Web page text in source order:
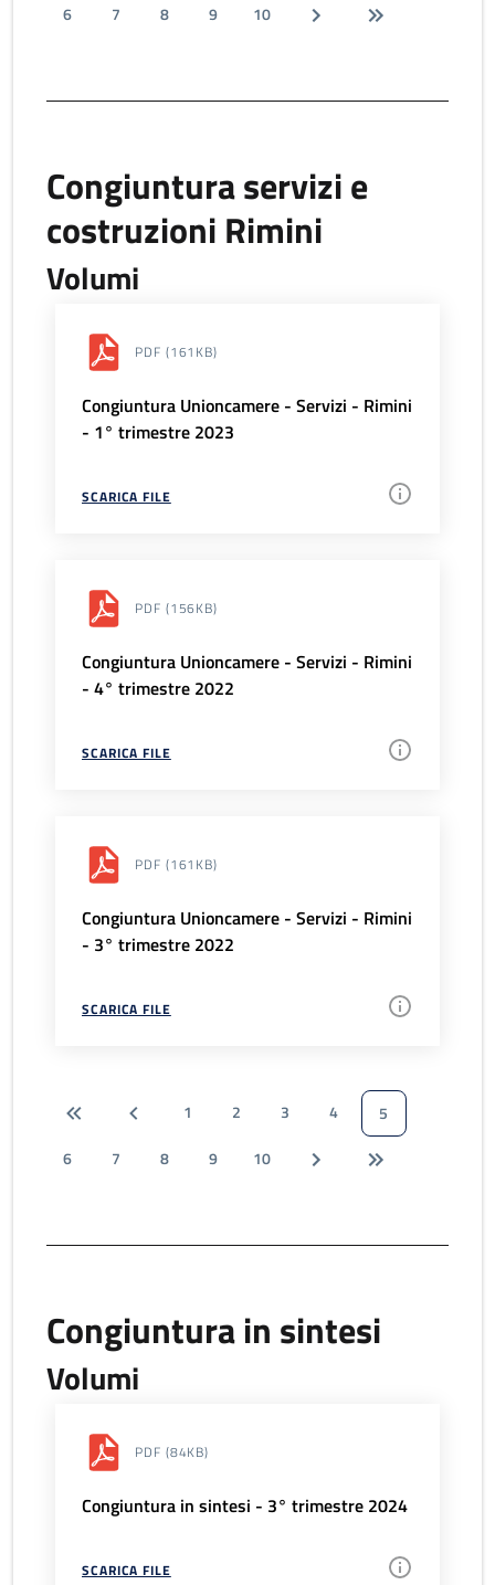
6
7 8 9 10
Congiuntura servizi e
costruzioni Rimini
Volumi
PDF (161KB)
Congiuntura Unioncamere - Servizi - Rimini
- 1° trimestre 2023
SCARICA FILE
PDF (156KB)
Congiuntura Unioncamere - Servizi - Rimini
- 4° trimestre 2022
SCARICA FILE
PDF (161KB)
Congiuntura Unioncamere - Servizi - Rimini
- 3° trimestre 2022
SCARICA FILE
1 2 3 4
5
6
7 8 9 10
Congiuntura in sintesi
Volumi
PDF (84KB)
Congiuntura in sintesi - 3° trimestre 2024
SCARICA FILE